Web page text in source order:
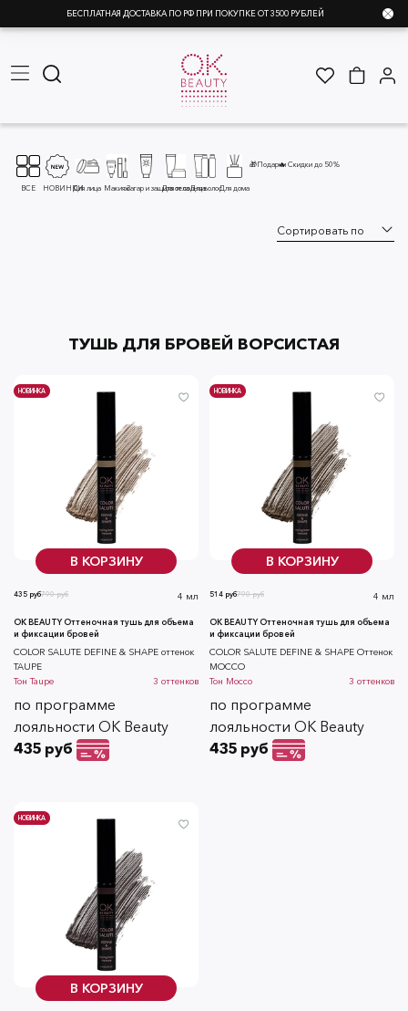
БЕСПЛАТНАЯ ДОСТАВКА ПО РФ ПРИ ПОКУПКЕ ОТ 3500 РУБЛЕЙ
ВСЕ НОВИНКИДля лица МакияжЗагар и защита от солнца
Для телаДля волосДля дома
🎁Подарки🔥 Скидки до 50%
ТУШЬ ДЛЯ БРОВЕЙ ВОРСИСТАЯ
В КОРЗИНУ
НОВИНКА
790 руб
435 руб 4 мл
OK BEAUTY Оттеночная тушь для объема
и фиксации бровей
СOLOR SALUTE DEFINE & SHAPE оттенок
TAUPE
Тон Taupe 3 оттенков
по программе
лояльности OK Beauty
435 руб
В КОРЗИНУ
НОВИНКА
790 руб
514 руб 4 мл
OK BEAUTY Оттеночная тушь для объема
и фиксации бровей
СOLOR SALUTE DEFINE & SHAPE Оттенок
MOCCO
Тон Mocco 3 оттенков
по программе
лояльности OK Beauty
435 руб
В КОРЗИНУ
НОВИНКА